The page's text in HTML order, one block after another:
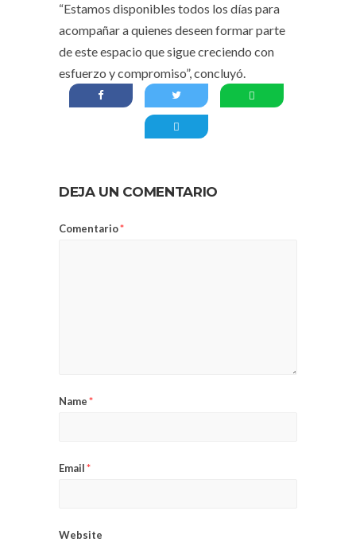
“Estamos disponibles todos los días para
acompañar a quienes deseen formar parte
de este espacio que sigue creciendo con
esfuerzo y compromiso”, concluyó.
DEJA UN COMENTARIO
Comentario*
Name*
Email*
Website